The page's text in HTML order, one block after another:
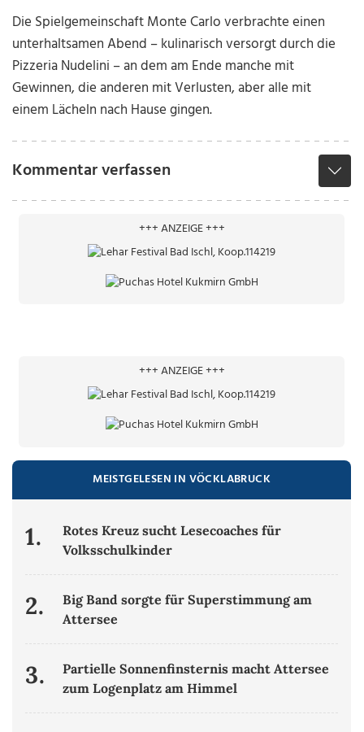
Die Spielgemeinschaft Monte Carlo verbrachte einen
unterhaltsamen Abend – kulinarisch versorgt durch die
Pizzeria Nudelini – an dem am Ende manche mit
Gewinnen, die anderen mit Verlusten, aber alle mit
einem Lächeln nach Hause gingen.
Kommentar verfassen
+++ ANZEIGE +++
+++ ANZEIGE +++
MEISTGELESEN IN VÖCKLABRUCK
1.
Rotes Kreuz sucht Lesecoaches für
Volksschulkinder
2.
Big Band sorgte für Superstimmung am
Attersee
3.
Partielle Sonnenfinsternis macht Attersee
zum Logenplatz am Himmel